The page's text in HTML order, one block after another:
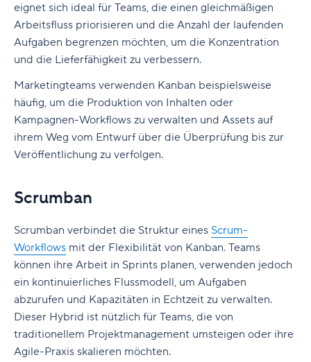
eignet sich ideal für Teams, die einen gleichmäßigen
Arbeitsfluss priorisieren und die Anzahl der laufenden
Aufgaben begrenzen möchten, um die Konzentration
und die Lieferfähigkeit zu verbessern.
Marketingteams verwenden Kanban beispielsweise
häufig, um die Produktion von Inhalten oder
Kampagnen-Workflows zu verwalten und Assets auf
ihrem Weg vom Entwurf über die Überprüfung bis zur
Veröffentlichung zu verfolgen.
Scrumban
Scrumban verbindet die Struktur eines Scrum-
Workflows mit der Flexibilität von Kanban. Teams
können ihre Arbeit in Sprints planen, verwenden jedoch
ein kontinuierliches Flussmodell, um Aufgaben
abzurufen und Kapazitäten in Echtzeit zu verwalten.
Dieser Hybrid ist nützlich für Teams, die von
traditionellem Projektmanagement umsteigen oder ihre
Agile-Praxis skalieren möchten.